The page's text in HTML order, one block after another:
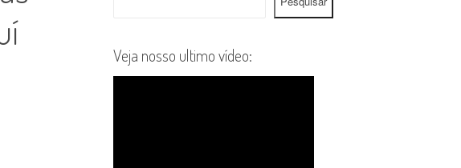
Veja nosso ultimo vídeo: